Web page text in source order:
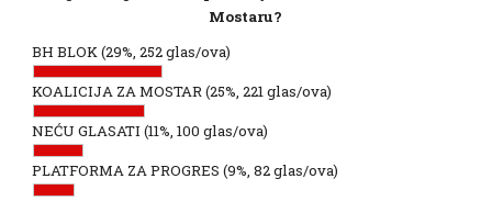
Mostaru?
BH BLOK(29%, 252 glas/ova)
KOALICIJA ZA MOSTAR(25%, 221 glas/ova)
NEĆU GLASATI (11%, 100 glas/ova)
PLATFORMA ZA PROGRES (9%, 82 glas/ova)